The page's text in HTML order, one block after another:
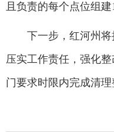
且负责的每个点位组建
下一步，红河州将
压实工作责任，强化
门要求时限内完成清理